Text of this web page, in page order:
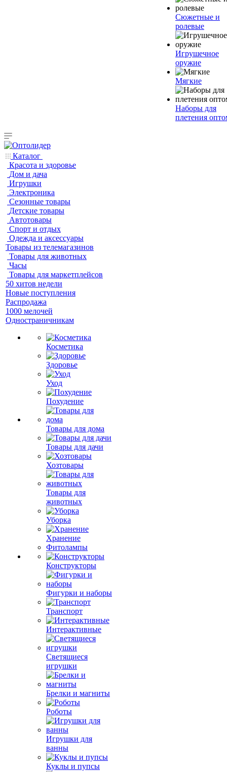
Сюжетные и
ролевые
Игрушечное
оружие
Мягкие
Наборы для
плетения
Каталог
Красота и здоровье
Дом и дача
Игрушки
Электроника
Сезонные товары
Детские товары
Автотовары
Спорт и отдых
Одежда и аксессуары
Товары из телемагазинов
Товары для животных
Часы
Товары для маркетплейсов
50 хитов недели
Новые поступления
Распродажа
1000 мелочей
Одностраничникам
Косметика
Здоровье
Уход
Похудение
Товары для дома
Товары для дачи
Хозтовары
Товары для
животных
Уборка
Хранение
Фитолампы
Конструкторы
Фигурки и наборы
Транспорт
Интерактивные
Светящиеся
игрушки
Брелки и магниты
Роботы
Игрушки для
ванны
Куклы и пупсы